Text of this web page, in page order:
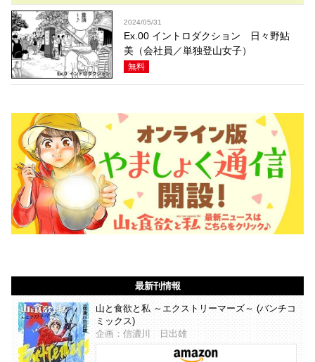
2024/05/31
Ex.00 イントロダクション 日々野鮎
美（会社員／単独登山女子）
無料
最新刊情報
山と食欲と私 ～エクストリーマーズ～ (バンチコ
ミックス)
企画：信濃川 日出雄